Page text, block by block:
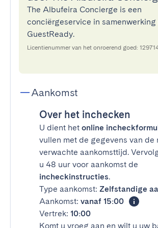
The Albufeira Concierge is een
conciërgeservice in samenwerking
GuestReady.
Licentienummer van het onroerend goed:
Aankomst
Over het inchecken
U dient het online
vullen met de gegevens van de
verwachte aankomsttijd.
u 48 uur voor aankomst de
incheckinstructies.
Type aankomst: Zelfstandige
Aankomst: vanaf 15:00
Vertrek: 10:00
Komt u vroeg aan en wilt u uw